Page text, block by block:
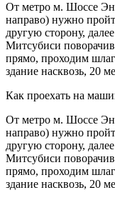
От метро м. Шоссе
направо) нужно
другую сторону,
Митсубиси
прямо, проходим
здание насквозь, 20
Как проехать на
От метро м. Шоссе
направо) нужно
другую сторону,
Митсубиси
прямо, проходим
здание насквозь, 20